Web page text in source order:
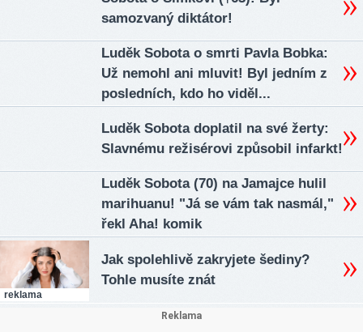
samozvaný diktátor!
Luděk Sobota o smrti Pavla Bobka:
Už nemohl ani mluvit! Byl jedním z
posledních, kdo ho viděl...
Luděk Sobota doplatil na své žerty:
Slavnému režisérovi způsobil infarkt!
Luděk Sobota (70) na Jamajce hulil
marihuanu! "Já se vám tak nasmál,"
řekl Aha! komik
reklama
Jak spolehlivě zakryjete šediny?
Tohle musíte znát